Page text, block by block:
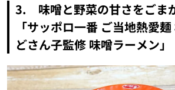
3. 味噌と野菜の甘さをごま
「サッポロ一番 ご当地熱愛
どさん子監修 味噌ラーメン」